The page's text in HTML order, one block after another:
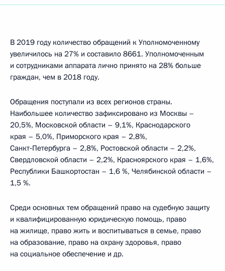
В 2019 году количество обращений к Уполномоченному
увеличилось на 27% и составило 8661. Уполномоченным
и сотрудниками аппарата лично принято на 28% больше
граждан, чем в 2018 году.
Обращения поступали из всех регионов страны.
Наибольшее количество зафиксировано из Москвы –
20,5%, Московской области – 9,1%, Краснодарского
края – 5,0%, Приморского края – 2,8%,
Санкт‑Петербурга – 2,8%, Ростовской области – 2,2%,
Свердловской области – 2,2%, Красноярского края – 1,6%,
Республики Башкортостан – 1,6 %, Челябинской области –
1,5 %.
Среди основных тем обращений право на судебную защиту
и квалифицированную юридическую помощь, право
на жилище, право жить и воспитываться в семье, право
на образование, право на охрану здоровья, право
на социальное обеспечение и др.